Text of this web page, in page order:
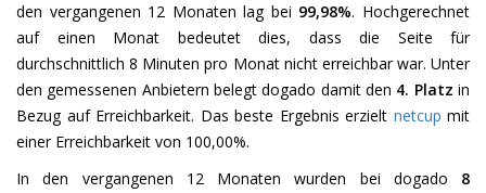
den vergangenen 12 Monaten lag bei 99,98%. Hochgerechnet
auf einen Monat bedeutet dies, dass die Seite für
durchschnittlich 8 Minuten pro Monat nicht erreichbar war. Unter
den gemessenen Anbietern belegt dogado damit den 4. Platz in
Bezug auf Erreichbarkeit. Das beste Ergebnis erzielt netcup mit
einer Erreichbarkeit von 100,00%.
In den vergangenen 12 Monaten wurden bei dogado 8